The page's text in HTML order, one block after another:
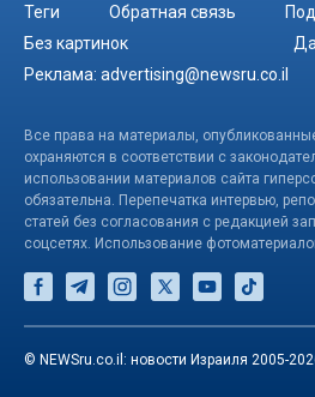
Теги Обратная связь
Без картинок
Реклама: advertising@newsru.co.il
Все права на материалы, опубликованные
охраняются в соответствии с
использовании материалов сайта
обязательна. Перепечатка интервью,
статей без согласования с редакцией
соцсетях. Использование
© NEWSru.co.il: новости Израиля 2005-